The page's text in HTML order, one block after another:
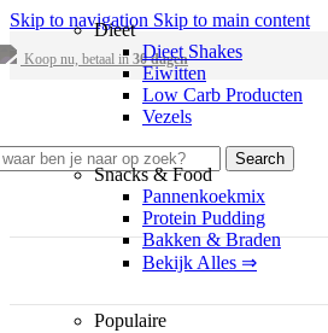
Skip to navigation Skip to main content
Koop nu, betaal in 30 dagen
Search
Dieet
Dieet Shakes
Eiwitten
Low Carb Producten
Vezels
Snacks & Food
Pannenkoekmix
Protein Pudding
Bakken & Braden
Bekijk Alles ⇒
Populaire